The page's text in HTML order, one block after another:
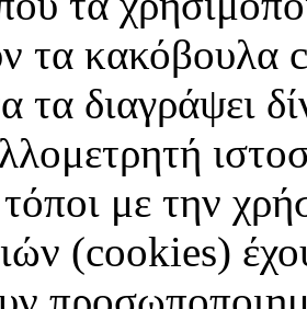
τα κακόβουλα
τα διαγράψει
τόποι με την
(cookies)